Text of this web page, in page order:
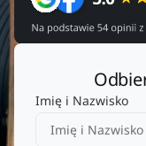
Imię i Nazwisko